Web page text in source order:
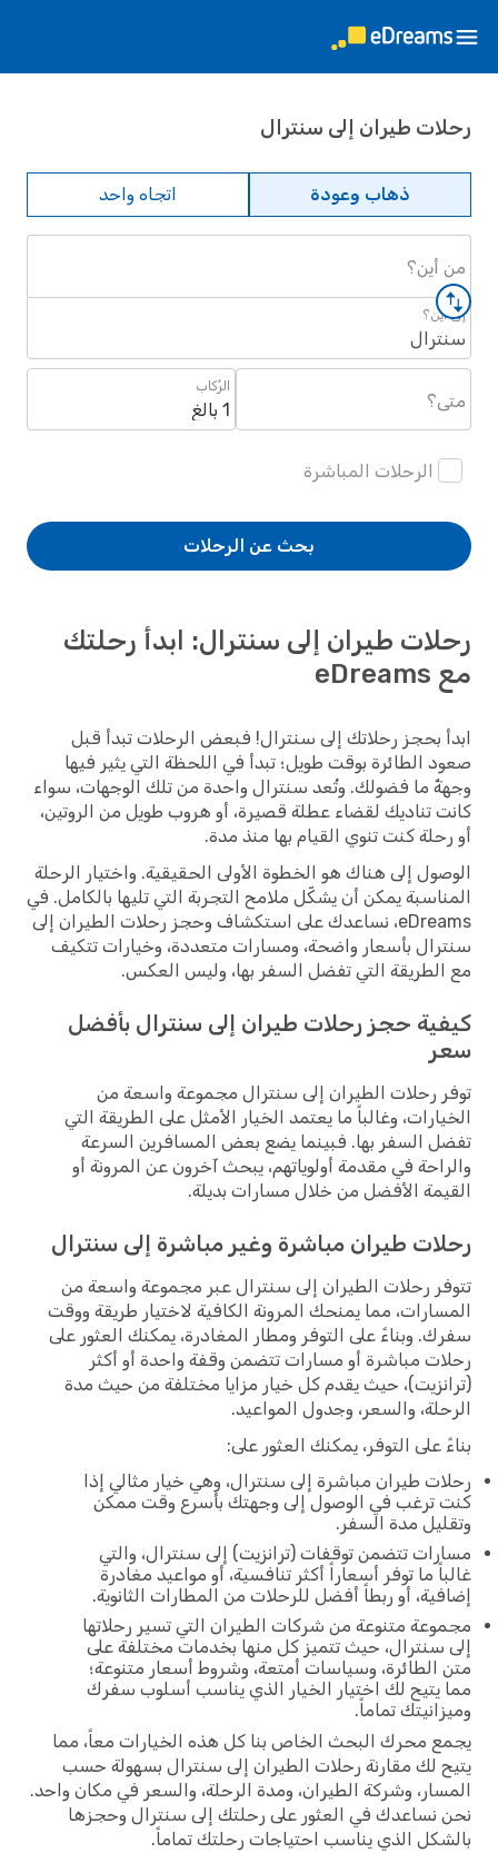
رحلات طيران إلى سنترال
ذهاب وعودة اتجاه واحد
من أين؟
إلى أين؟
سنترال
متى؟
الرُكاب
1 بالغ
الرحلات المباشرة
بحث عن الرحلات
رحلات طيران إلى سنترال: ابدأ رحلتك
مع eDreams
ابدأ بحجز رحلاتك إلى سنترال! فبعض الرحلات تبدأ قبل
صعود الطائرة بوقت طويل؛ تبدأ في اللحظة التي يثير فيها
وجهةٌ ما فضولك. وتُعد سنترال واحدة من تلك الوجهات، سواء
كانت تناديك لقضاء عطلة قصيرة، أو هروب طويل من الروتين،
أو رحلة كنت تنوي القيام بها منذ مدة.
الوصول إلى هناك هو الخطوة الأولى الحقيقية. واختيار الرحلة
المناسبة يمكن أن يشكّل ملامح التجربة التي تليها بالكامل. في
eDreams، نساعدك على استكشاف وحجز رحلات الطيران إلى
سنترال بأسعار واضحة، ومسارات متعددة، وخيارات تتكيف
مع الطريقة التي تفضل السفر بها، وليس العكس.
كيفية حجز رحلات طيران إلى سنترال بأفضل
سعر
توفر رحلات الطيران إلى سنترال مجموعة واسعة من
الخيارات، وغالباً ما يعتمد الخيار الأمثل على الطريقة التي
تفضل السفر بها. فبينما يضع بعض المسافرين السرعة
والراحة في مقدمة أولوياتهم، يبحث آخرون عن المرونة أو
القيمة الأفضل من خلال مسارات بديلة.
رحلات طيران مباشرة وغير مباشرة إلى سنترال
تتوفر رحلات الطيران إلى سنترال عبر مجموعة واسعة من
المسارات، مما يمنحك المرونة الكافية لاختيار طريقة ووقت
سفرك. وبناءً على التوفر ومطار المغادرة، يمكنك العثور على
رحلات مباشرة أو مسارات تتضمن وقفة واحدة أو أكثر
(ترانزيت)، حيث يقدم كل خيار مزايا مختلفة من حيث مدة
الرحلة، والسعر، وجدول المواعيد.
بناءً على التوفر، يمكنك العثور على:
رحلات طيران مباشرة إلى سنترال، وهي خيار مثالي إذا
كنت ترغب في الوصول إلى وجهتك بأسرع وقت ممكن
وتقليل مدة السفر.
مسارات تتضمن توقفات (ترانزيت) إلى سنترال، والتي
غالباً ما توفر أسعاراً أكثر تنافسية، أو مواعيد مغادرة
إضافية، أو ربطاً أفضل للرحلات من المطارات الثانوية.
مجموعة متنوعة من شركات الطيران التي تسير رحلاتها
إلى سنترال، حيث تتميز كل منها بخدمات مختلفة على
متن الطائرة، وسياسات أمتعة، وشروط أسعار متنوعة؛
مما يتيح لك اختيار الخيار الذي يناسب أسلوب سفرك
وميزانيتك تماماً.
يجمع محرك البحث الخاص بنا كل هذه الخيارات معاً، مما
يتيح لك مقارنة رحلات الطيران إلى سنترال بسهولة حسب
المسار، وشركة الطيران، ومدة الرحلة، والسعر في مكان واحد.
نحن نساعدك في العثور على رحلتك إلى سنترال وحجزها
بالشكل الذي يناسب احتياجات رحلتك تماماً.